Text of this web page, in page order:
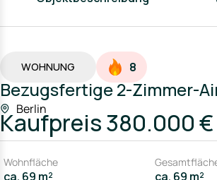
WOHNUNG 8
Bezugsfertige 2-Zimmer-
Berlin
Kaufpreis380.000 €
Wohnfläche
ca. 69 m² ca. 69 m²